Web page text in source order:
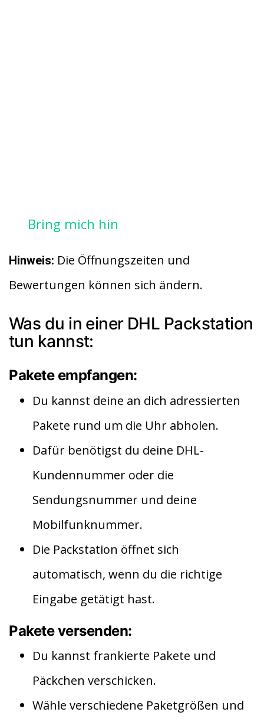
Bring mich hin
Hinweis: Die Öffnungszeiten und
Bewertungen können sich ändern.
Was du in einer DHL Packstation
tun kannst:
Pakete empfangen:
Du kannst deine an dich adressierten
Pakete rund um die Uhr abholen.
Dafür benötigst du deine DHL-
Kundennummer oder die
Sendungsnummer und deine
Mobilfunknummer.
Die Packstation öffnet sich
automatisch, wenn du die richtige
Eingabe getätigt hast.
Pakete versenden:
Du kannst frankierte Pakete und
Päckchen verschicken.
Wähle verschiedene Paketgrößen und